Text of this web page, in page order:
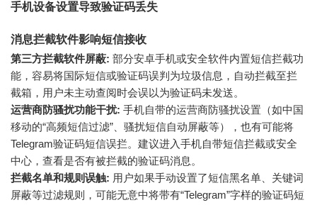
手机设备设置导致验证码丢失
消息拦截软件影响短信接收
第三方拦截软件屏蔽: 部分安卓手机或安全软件内置短信拦截功
能，容易将国际短信或验证码误判为垃圾信息，自动拦截至拦
截箱，用户未主动查阅时会误以为验证码未发送。
运营商防骚扰功能干扰: 手机自带的运营商防骚扰设置（如中国
移动的“高频短信过滤”、骚扰短信自动屏蔽等），也有可能将
Telegram验证码短信误拦。建议进入手机自带短信拦截或安全
中心，查看是否有被拦截的验证码消息。
拦截名单和规则误触: 用户如果手动设置了短信黑名单、关键词
屏蔽等过滤规则，可能无意中将带有“Telegram”字样的验证码短